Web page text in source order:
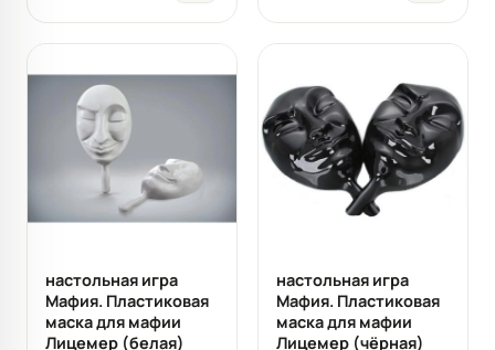
настольная игра
Мафия. Пластиковая
маска для мафии
Лицемер (белая)
настольная игра
Мафия. Пластиковая
маска для мафии
Лицемер (чёрная)